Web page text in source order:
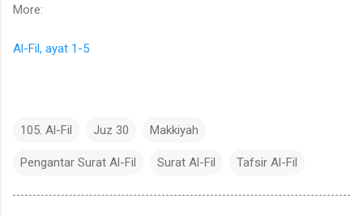
More:
Al-Fil, ayat 1-5
105. Al-Fil Juz 30 Makkiyah
Pengantar Surat Al-Fil Surat Al-Fil Tafsir Al-Fil